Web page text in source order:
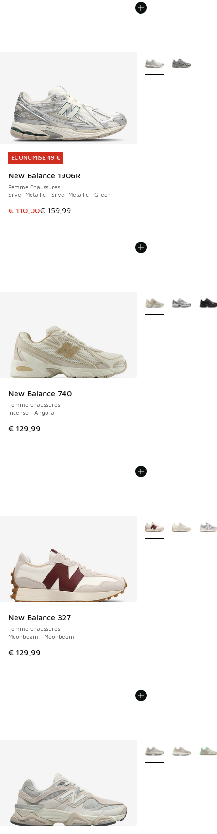
ÉCONOMISE 49 €
New Balance 1906R
Femme Chaussures
Silver Metallic - Silver Metallic - Green
Cet article est en promotion. Prix en baisse de € 159,99 à
€ 110,00€ 159,99
ÉCONOMISE 49 €
Plus de couleurs
New Balance 740
Femme Chaussures
Incense - Angora
€ 129,99
Plus de couleurs
New Balance 327
Femme Chaussures
Moonbeam - Moonbeam
€ 129,99
Plus de couleurs
Plus de couleurs